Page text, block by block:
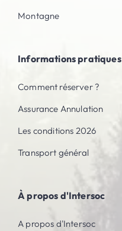
Montagne
Informations pratiques
Comment réserver ?
Assurance Annulation
Les conditions 2026
Transport général
À propos d'Intersoc
A propos d'Intersoc